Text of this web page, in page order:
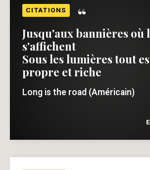
CITATIONS “
Jusqu'aux bannières où
s'affichent
Sous les lumières tout
propre et riche
Long is the road (Américain)